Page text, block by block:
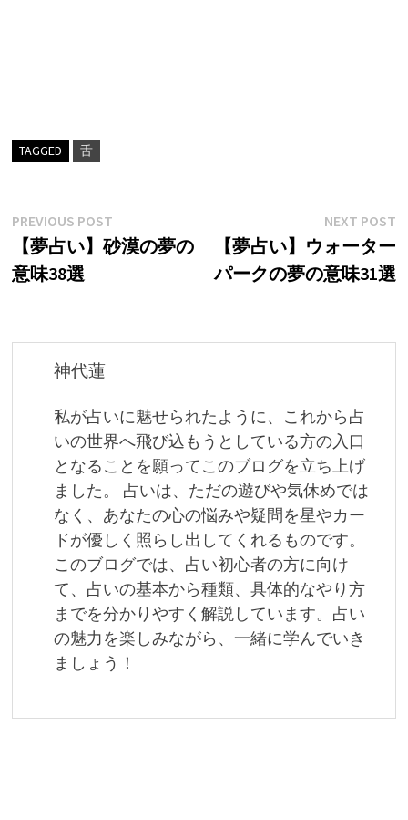
TAGGED 舌
投
稿
ナ
PREVIOUS POSTPrevious
post:
【夢占い】砂漠の夢の
意味38選
NEXT POST
【夢占い】ウォーター
パークの夢の意味31選
神代蓮
私が占いに魅せられたように、これから占
いの世界へ飛び込もうとしている方の入口
となることを願ってこのブログを立ち上げ
ました。 占いは、ただの遊びや気休めでは
なく、あなたの心の悩みや疑問を星やカー
ドが優しく照らし出してくれるものです。
このブログでは、占い初心者の方に向け
て、占いの基本から種類、具体的なやり方
までを分かりやすく解説しています。占い
の魅力を楽しみながら、一緒に学んでいき
ましょう！